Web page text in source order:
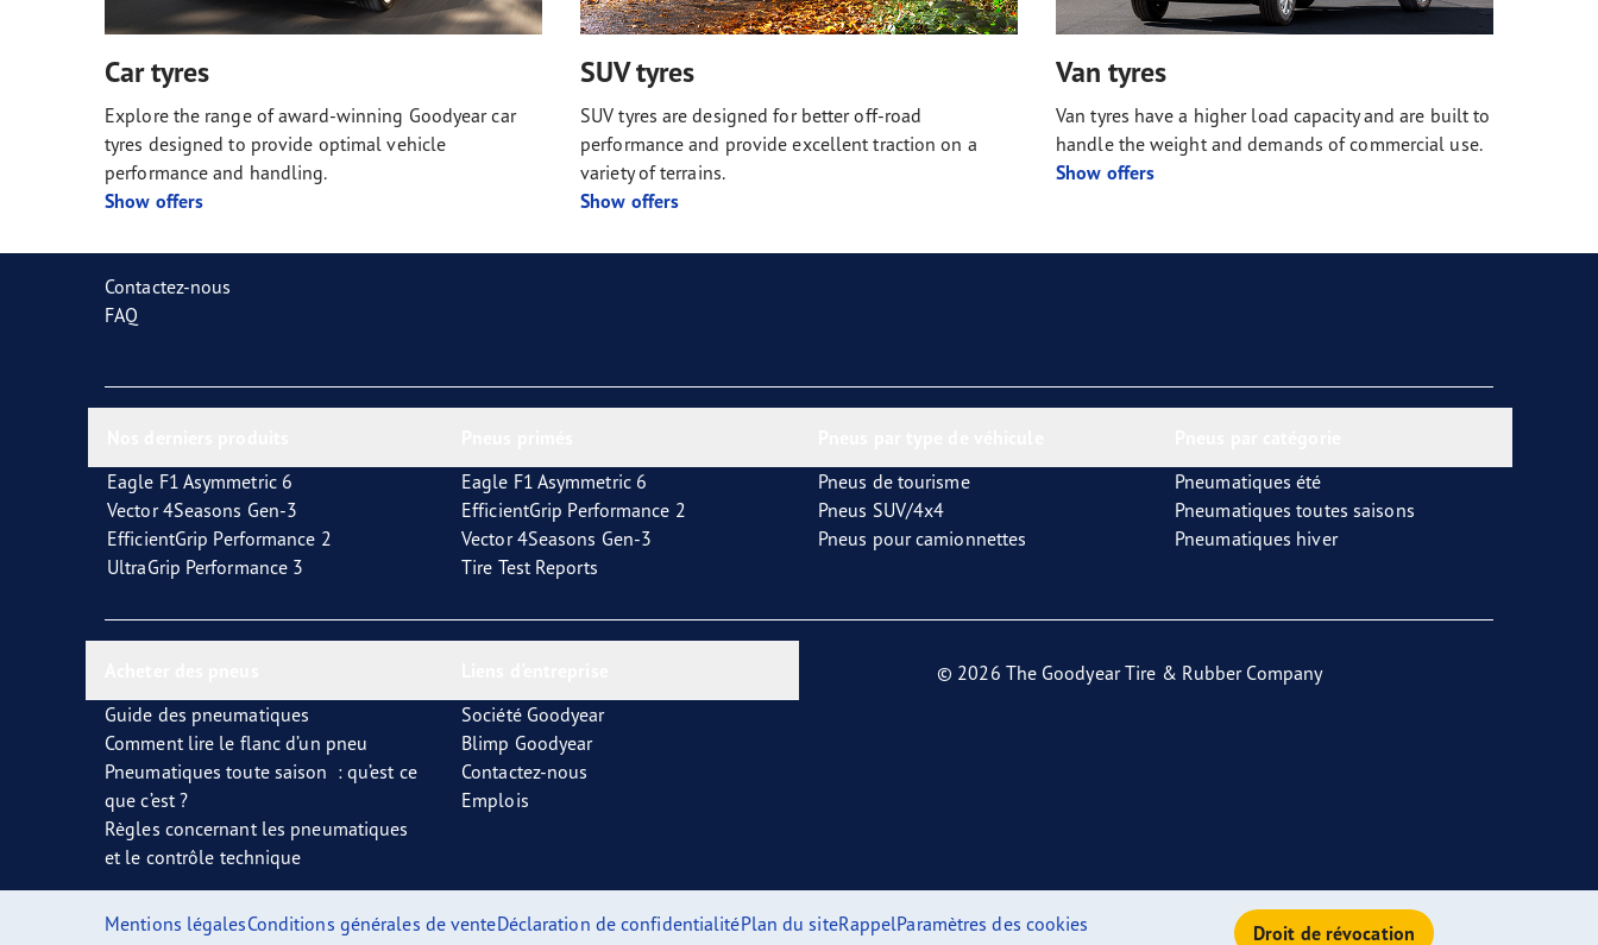
Car tyres
Explore the range of award-winning Goodyear car
tyres designed to provide optimal vehicle
performance and handling.
Show offers
SUV tyres
SUV tyres are designed for better off-road
performance and provide excellent traction on a
variety of terrains.
Show offers
Van tyres
Van tyres have a higher load capacity and are built to
handle the weight and demands of commercial use.
Show offers
Contactez-nous
FAQ
Eagle F1 Asymmetric 6
Vector 4Seasons Gen-3
EfficientGrip Performance 2
UltraGrip Performance 3
Eagle F1 Asymmetric 6
EfficientGrip Performance 2
Vector 4Seasons Gen-3
Tire Test Reports
Pneus de tourisme
Pneus SUV/4x4
Pneus pour camionnettes
Pneumatiques été
Pneumatiques toutes saisons
Pneumatiques hiver
Guide des pneumatiques
Comment lire le flanc d’un pneu
Pneumatiques toute saison : qu’est ce
que c’est ?
Règles concernant les pneumatiques
et le contrôle technique
Société Goodyear
Blimp Goodyear
Contactez-nous
Emplois
© 2026 The Goodyear Tire & Rubber Company
Mentions légalesConditions générales de venteDéclaration de confidentialitéPlan du siteRappelParamètres des cookies Droit de révocation